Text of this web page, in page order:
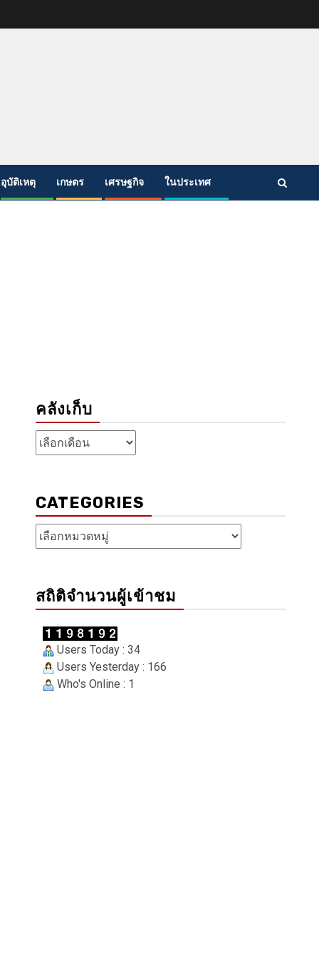
อุบัติเหตุ เกษตร เศรษฐกิจ ในประเทศ
คลังเก็บ
คลัง
เก็บ
CATEGORIES
Categories
สถิติจำนวนผู้เข้าชม
Users Today : 34
Users Yesterday : 166
Who's Online : 1